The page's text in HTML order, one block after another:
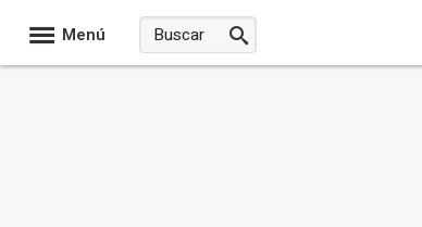
Menú